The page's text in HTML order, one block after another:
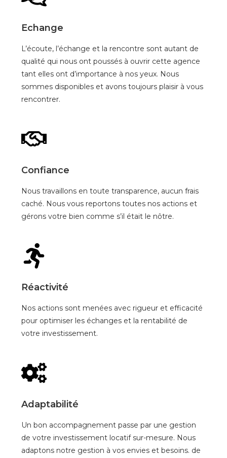
Echange
L’écoute, l’échange et la rencontre sont autant de
qualité qui nous ont poussés à ouvrir cette agence
tant elles ont d’importance à nos yeux. Nous
sommes disponibles et avons toujours plaisir à vous
rencontrer.
Confiance
Nous travaillons en toute transparence, aucun frais
caché. Nous vous reportons toutes nos actions et
gérons votre bien comme s’il était le nôtre.
Réactivité
Nos actions sont menées avec rigueur et efficacité
pour optimiser les échanges et la rentabilité de
votre investissement.
Adaptabilité
Un bon accompagnement passe par une gestion
de votre investissement locatif sur-mesure. Nous
adaptons notre gestion à vos envies et besoins. de